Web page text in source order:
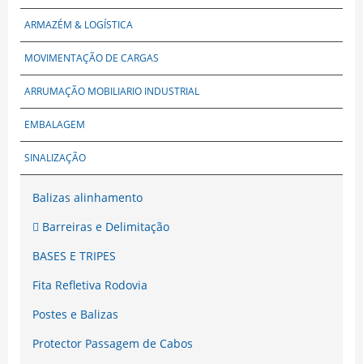
ARMAZÉM & LOGÍSTICA
MOVIMENTAÇÃO DE CARGAS
ARRUMAÇÃO MOBILIARIO INDUSTRIAL
EMBALAGEM
SINALIZAÇÃO
Balizas alinhamento
Barreiras e Delimitação
BASES E TRIPES
Fita Refletiva Rodovia
Postes e Balizas
Protector Passagem de Cabos